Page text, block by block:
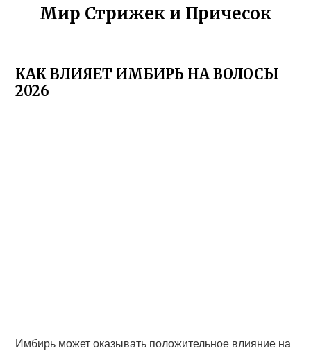
Мир Стрижек и Причесок
КАК ВЛИЯЕТ ИМБИРЬ НА ВОЛОСЫ
2026
Имбирь может оказывать положительное влияние на